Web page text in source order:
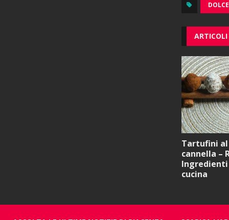
Tartufini
cannella –
Ingredienti
cucina